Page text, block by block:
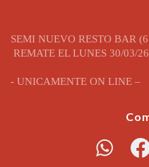
SEMI NUEVO RESTO BAR
REMATE EL LUNES 30/03/26
- UNICAMENTE ON LINE –